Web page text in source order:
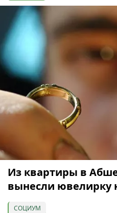
Из квартиры в
вынесли ювелирку
СОЦИУМ